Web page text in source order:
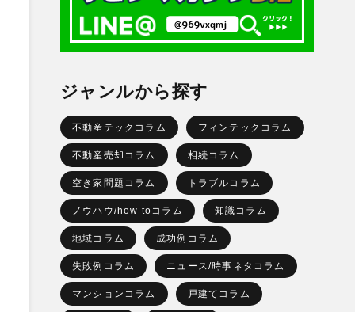
ジャンルから探す
不動産テックコラム フィンテックコラム
不動産売却コラム 相続コラム
空き家問題コラム トラブルコラム
ノウハウ/how toコラム 知識コラム
地域コラム 成功例コラム
失敗例コラム ニュース/時事ネタコラム
マンションコラム 戸建てコラム